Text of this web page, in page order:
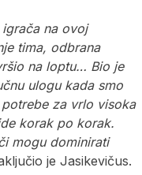
na ovoj
tima, odbrana
na loptu… Bio je
ulogu kada smo
za vrlo visoka
korak po korak.
mogu dominirati
je Jasikevičus.